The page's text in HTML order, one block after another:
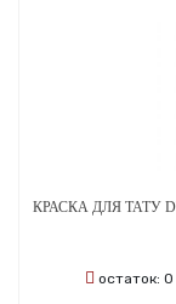
остаток: 0